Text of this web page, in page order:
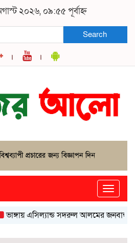
২০২৬, ০৯:৫৫ পূর্বাহ্ন
Search
Toggle
এসিল্যান্ড সদরুল আলমের জনবান্ধব